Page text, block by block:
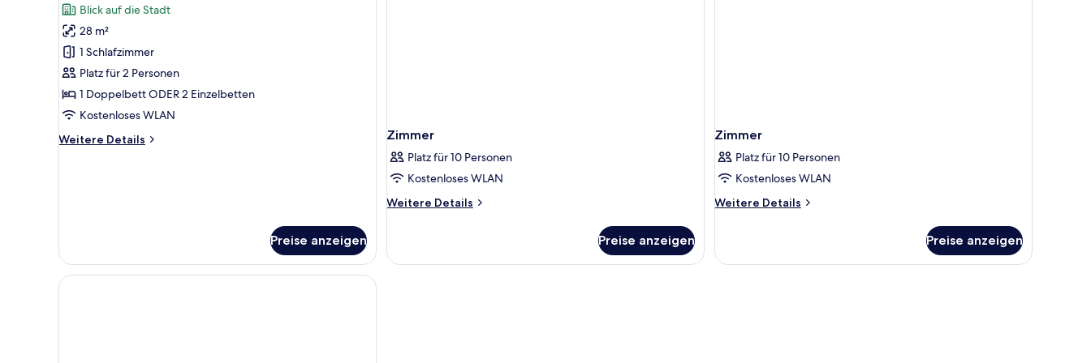
Studio
anzeigen
Bewertungen)
Blick auf die Stadt
28 m²
1 Schlafzimmer
Platz für 2 Personen
1 Doppelbett ODER 2 Einzelbetten
Kostenloses WLAN
Weitere Details
Weitere
Preise anzeigen
Zimmer
Platz für 10 Personen
Kostenloses WLAN
Weitere Details
Weitere
Preise anzeigen
Zimmer
Platz für 10 Personen
Kostenloses WLAN
Weitere Details
Weitere
Preise anzeigen